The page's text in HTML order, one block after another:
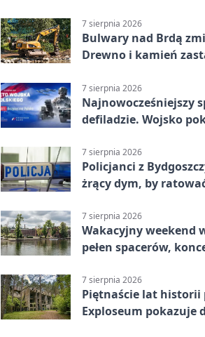
7 sierpnia 2026
Bulwary nad Brdą
Drewno i kamień
7 sierpnia 2026
Najnowocześniejszy
defiladzie. Wojsko
7 sierpnia 2026
Policjanci z
żrący dym, by
7 sierpnia 2026
Wakacyjny weekend
pełen spacerów,
7 sierpnia 2026
Piętnaście lat historii
Exploseum pokazuje